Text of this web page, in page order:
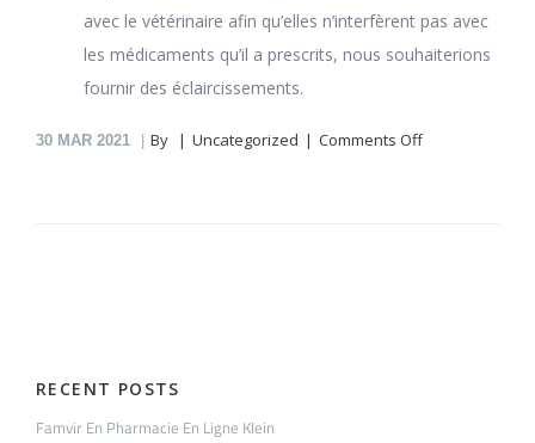
avec le vétérinaire afin qu’elles n’interfèrent pas avec
les médicaments qu’il a prescrits, nous souhaiterions
fournir des éclaircissements.
30 MAR 2021 By Uncategorized Comments Offon
RECENT POSTS
Famvir En Pharmacie En Ligne Klein